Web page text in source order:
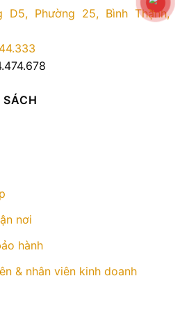
D5, Phường 25, Bình Thạnh,
nơi
hành
& nhân viên kinh doanh